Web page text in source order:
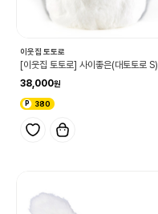
이웃집 토토로
[이웃집 토토로] 사이좋은(대토토로 S)
38,000
380